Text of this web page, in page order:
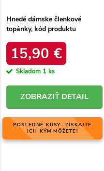
Hnedé dámske členkové
topánky, kód produktu
15,90 €
Skladom 1 ks
DETAIL
POSLEDNÉ KUSY- ZÍSKAJTE
ICH KÝM MÔŽETE!